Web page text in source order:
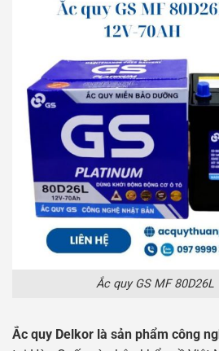
Ắc quy GS MF 80D26L
Ắc quy Delkor là sản phẩm công